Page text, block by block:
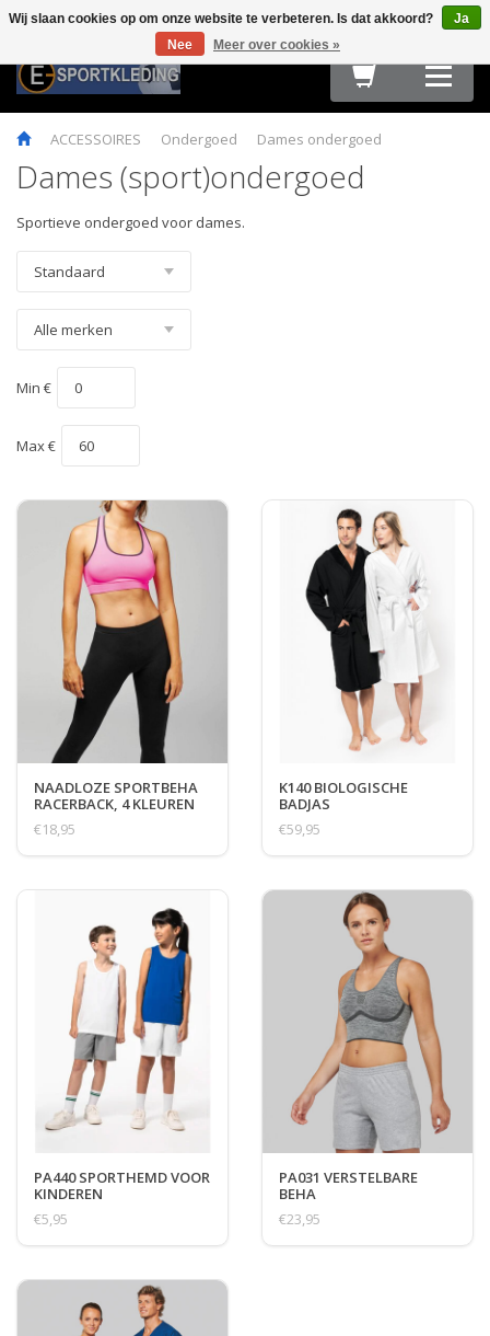
Terug
HARDLOOPKLEDING
Terug
TEAMWEAR
Terug
FIETSKLEDING
Terug
FITNESS
Terug
OUTDOOR
Terug
E-SPORT & GAMING
Terug
OBSTACLE RUN & BOOTCAMP
Terug
MAATTABELLEN
ACCESSOIRES Ondergoed Dames ondergoed
Dames (sport)ondergoed
Sportieve ondergoed voor dames.
Min €
Max €
NAADLOZE SPORTBEHA
RACERBACK, 4 KLEUREN
€18,95
K140 BIOLOGISCHE
BADJAS
€59,95
PA440 SPORTHEMD VOOR
KINDEREN
€5,95
PA031 VERSTELBARE
BEHA
€23,95
Wij slaan cookies op om onze website te verbeteren. Is dat akkoord?
Ja
Nee
Meer over cookies »